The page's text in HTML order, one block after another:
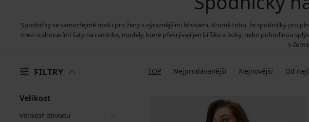
Spodničky se samozřejmě hodí i pro ženy s výraznějšími křivkami. Kromě toho, že spodničky pro
mezi stahovacími šaty na ramínka, modely, které překrývají jen bříško a boky, nebo pohodlnou
v
FILTRY TOP Nejprodávanější Nejnovější Od
Velikost
Velikost obvodu